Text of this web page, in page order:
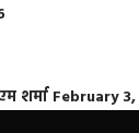
शर्मा February